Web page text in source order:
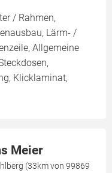
/ Rahmen,
Lärm- /
Allgemeine
Klicklaminat,
Meier
(33km von 99869